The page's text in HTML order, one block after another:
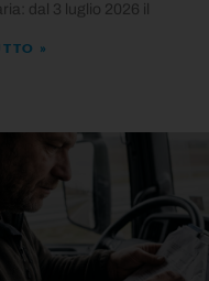
dal 3 luglio 2026 il
»